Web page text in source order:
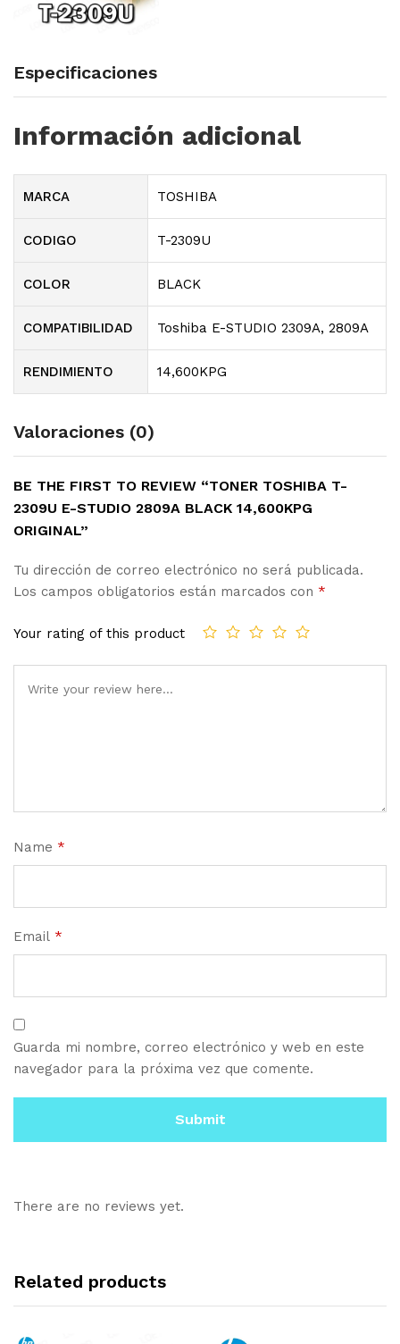
Especificaciones
Información adicional
MARCA TOSHIBA
CODIGO T-2309U
COLOR BLACK
COMPATIBILIDAD Toshiba E-STUDIO 2309A, 2809A
RENDIMIENTO 14,600KPG
Valoraciones (0)
BE THE FIRST TO REVIEW “TONER TOSHIBA T-
2309U E-STUDIO 2809A BLACK 14,600KPG
ORIGINAL”
Tu dirección de correo electrónico no será publicada.
Los campos obligatorios están marcados con *
Your rating of this product
Name *
Email *
Guarda mi nombre, correo electrónico y web en este
navegador para la próxima vez que comente.
There are no reviews yet.
Related products